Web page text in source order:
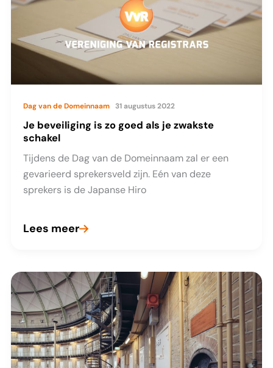
Domeinnaam!
Dag van de Domeinnaam 31 augustus 2022
Je beveiliging is zo goed als je zwakste
schakel
Tijdens de Dag van de Domeinnaam zal er een
gevarieerd sprekersveld zijn. Eén van deze
sprekers is de Japanse Hiro
Je
is
zo
goed
als
je
zwakste
Lees meer